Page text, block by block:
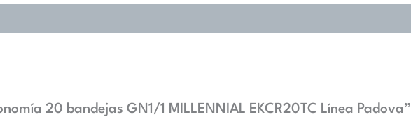
20 bandejas GN1/1 MILLENNIAL EKCR20TC Línea Padova”